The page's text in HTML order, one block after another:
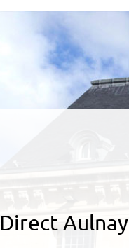
Direct Aulnay